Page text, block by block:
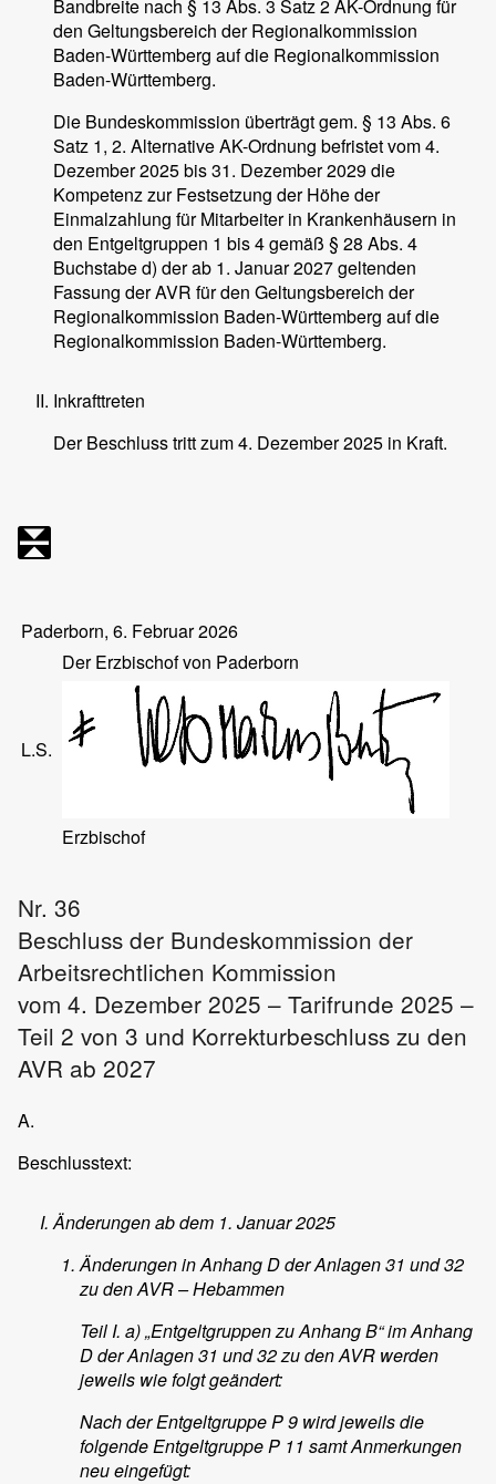
Bandbreite nach § 13 Abs. 3 Satz 2 AK-Ordnung für
den Geltungsbereich der Regionalkommission
Baden-Württemberg auf die Regionalkommission
Baden-Württemberg.
Die Bundeskommission überträgt gem. § 13 Abs. 6
Satz 1, 2. Alternative AK-Ordnung befristet vom 4.
Dezember 2025 bis 31. Dezember 2029 die
Kompetenz zur Festsetzung der Höhe der
Einmalzahlung für Mitarbeiter in Krankenhäusern in
den Entgeltgruppen 1 bis 4 gemäß § 28 Abs. 4
Buchstabe d) der ab 1. Januar 2027 geltenden
Fassung der AVR für den Geltungsbereich der
Regionalkommission Baden-Württemberg auf die
Regionalkommission Baden-Württemberg.
Inkrafttreten
Der Beschluss tritt zum 4. Dezember 2025 in Kraft.
Paderborn, 6. Februar 2026
Der Erzbischof von Paderborn
L.S.
Erzbischof
Nr. 36
Beschluss der Bundeskommission der
Arbeitsrechtlichen Kommission
vom 4. Dezember 2025 – Tarifrunde 2025 –
Teil 2 von 3 und Korrekturbeschluss zu den
AVR ab 2027
A.
Beschlusstext:
Änderungen ab dem 1. Januar 2025
Änderungen in Anhang D der Anlagen 31 und 32
zu den AVR – Hebammen
Teil I. a) „Entgeltgruppen zu Anhang B“ im Anhang
D der Anlagen 31 und 32 zu den AVR werden
jeweils wie folgt geändert:
Nach der Entgeltgruppe P 9 wird jeweils die
folgende Entgeltgruppe P 11 samt Anmerkungen
neu eingefügt: